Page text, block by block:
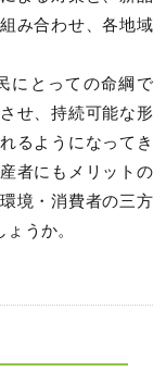
み合わせ、各地域
にとっての命綱で
せ、持続可能な形
るようになってき
者にもメリットの
境・消費者の三方
うか。